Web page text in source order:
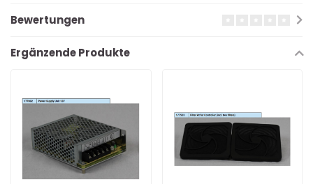
Bewertungen
Ergänzende Produkte